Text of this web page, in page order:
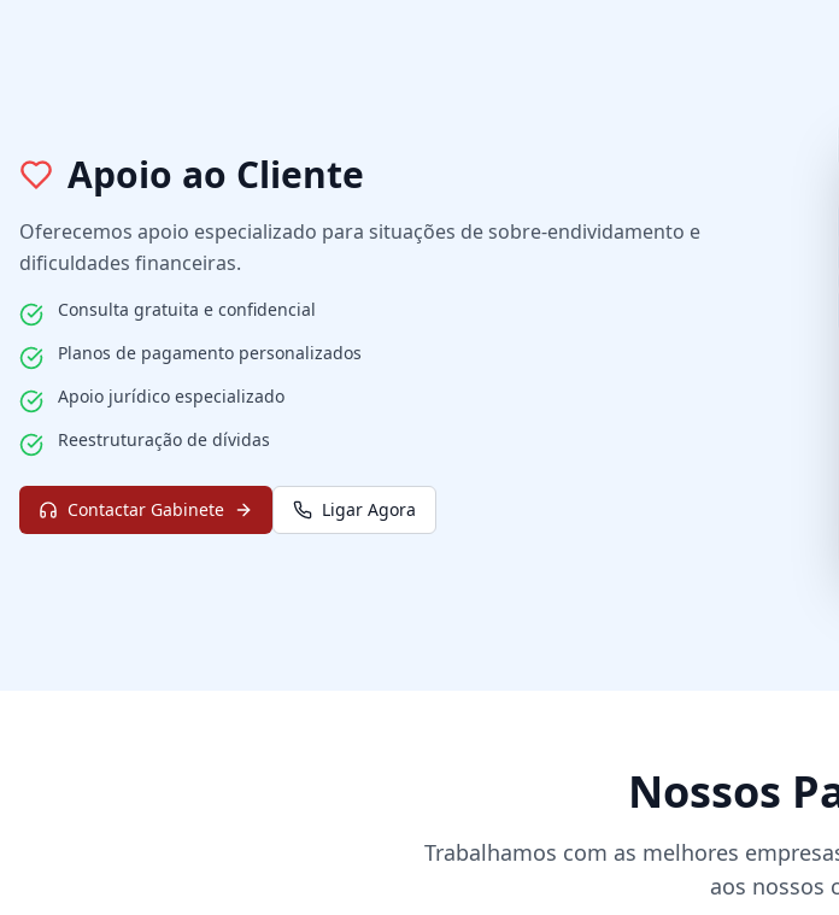
Apoio ao Cliente
Oferecemos apoio especializado para situações de sobre-endividamento e
dificuldades financeiras.
Consulta gratuita e confidencial
Planos de pagamento personalizados
Apoio jurídico especializado
Reestruturação de dívidas
Contactar Gabinete Ligar Agora
Nossos
Trabalhamos com as melhores
aos nossos